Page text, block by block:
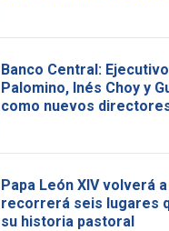
Banco Central:
Palomino, Inés Choy y
como nuevos
Papa León XIV volverá
recorrerá seis lugares
su historia pastoral